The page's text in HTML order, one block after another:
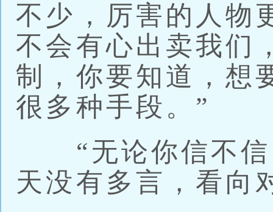
不少，厉害的人物
不会有心出卖我们
制，你要知道，想
很多种手段。”
“无论你信不信
天没有多言，看向